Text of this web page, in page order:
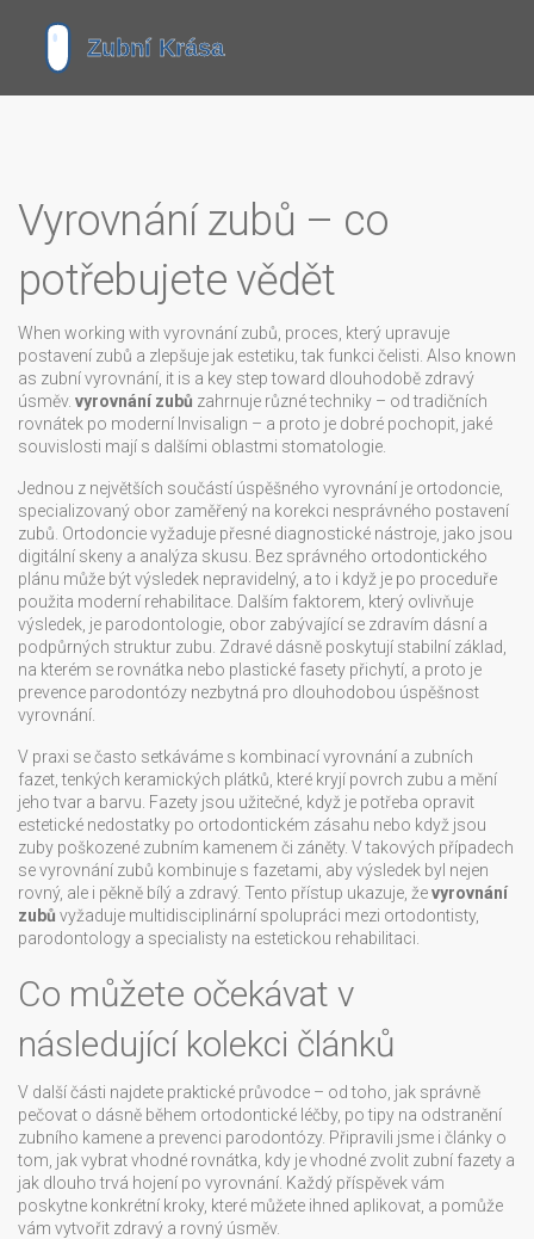
Vyrovnání zubů – co
potřebujete vědět
When working with vyrovnání zubů proces, který upravuje
postavení zubů a zlepšuje jak estetiku, tak funkci čelisti . Also known
as zubní vyrovnání , it is a key step toward dlouhodobě zdravý
úsměv. vyrovnání zubů zahrnuje různé techniky – od tradičních
rovnátek po moderní Invisalign – a proto je dobré pochopit, jaké
souvislosti mají s dalšími oblastmi stomatologie.
Jednou z největších součástí úspěšného vyrovnání je ortodoncie
specializovaný obor zaměřený na korekci nesprávného postavení
zubů . Ortodoncie vyžaduje přesné diagnostické nástroje, jako jsou
digitální skeny a analýza skusu. Bez správného ortodontického
plánu může být výsledek nepravidelný, a to i když je po proceduře
použita moderní rehabilitace. Dalším faktorem, který ovlivňuje
výsledek, je parodontologie obor zabývající se zdravím dásní a
podpůrných struktur zubu . Zdravé dásně poskytují stabilní základ,
na kterém se rovnátka nebo plastické fasety přichytí, a proto je
prevence parodontózy nezbytná pro dlouhodobou úspěšnost
vyrovnání.
V praxi se často setkáváme s kombinací vyrovnání a zubních
fazet ,tenkých keramických plátků, které kryjí povrch zubu a mění
jeho tvar a barvu . Fazety jsou užitečné, když je potřeba opravit
estetické nedostatky po ortodontickém zásahu nebo když jsou
zuby poškozené zubním kamenem či záněty. V takových případech
se vyrovnání zubů kombinuje s fazetami, aby výsledek byl nejen
rovný, ale i pěkně bílý a zdravý. Tento přístup ukazuje, ževyrovnání
zubů vyžaduje multidisciplinární spolupráci mezi ortodontisty,
parodontology a specialisty na estetickou rehabilitaci.
Co můžete očekávat v
následující kolekci článků
V další části najdete praktické průvodce – od toho, jak správně
pečovat o dásně během ortodontické léčby, po tipy na odstranění
zubního kamene a prevenci parodontózy. Připravili jsme i články o
tom, jak vybrat vhodné rovnátka, kdy je vhodné zvolit zubní fazety a
jak dlouho trvá hojení po vyrovnání. Každý příspěvek vám
poskytne konkrétní kroky, které můžete ihned aplikovat, a pomůže
vám vytvořit zdravý a rovný úsměv.